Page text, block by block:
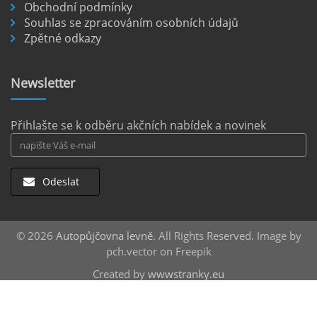
Pronájem auta na letišti Berlín.
Letiště Berlín Brandenburg (BER) je hlavním
dopravním uzlem pro cestovatele mířící do
okolních regionech bez omezení, pronájem
číst :celý článek
Obchodní podmínky
Souhlas se zpracováním osobních údajů
Zpětné odkazy
Newsletter
Přihlašte se k odběru akčních nabídek a novinek
Odeslat
© 2026 Autopůjčovna levně. All Rights Reserved. Image by
pch.vector on Freepik
Created by wwwstranky.eu